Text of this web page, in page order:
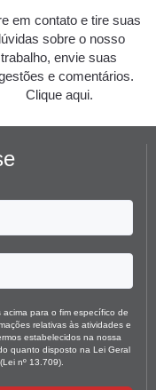
em contato e tire suas
sobre o nosso
trabalho, envie suas
e comentários.
Clique aqui.
para o fim específico de
relativas às atividades e
estabelecidos na nossa
quanto disposto na Lei Geral
nº 13.709).